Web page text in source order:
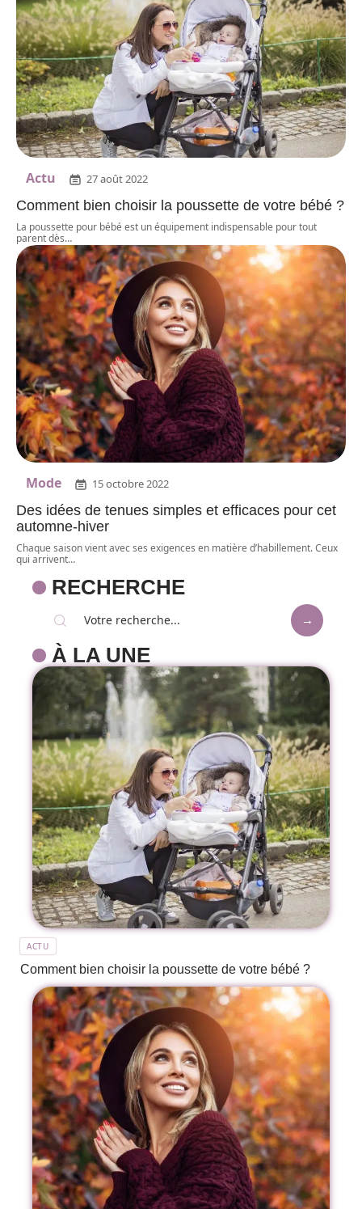
Actu 27 août 2022
Comment bien choisir la poussette de votre bébé ?
La poussette pour bébé est un équipement indispensable pour tout
parent dès…
Mode 15 octobre 2022
Des idées de tenues simples et efficaces pour cet
automne-hiver
Chaque saison vient avec ses exigences en matière d’habillement. Ceux
qui arrivent…
RECHERCHE
À LA UNE
ACTU
Comment bien choisir la poussette de votre bébé ?